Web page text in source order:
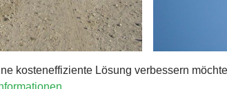
kosteneffiziente Lösung verbessern